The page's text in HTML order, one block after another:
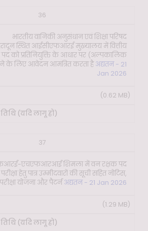
36
भारतीय वानिकी अनुसंधान एवं शिक्षा परिषद
स्थित आईसीएफआरई मुख्यालय में वित्तीय
को प्रतिनियुक्ति के आधार पर (अल्पकालिक
के लिए आवेदन आमंत्रित करता हैअद्यतन - 21
Jan 2026
(0.62 MB)
37
एचएफआरआई शिमला में वन रक्षक पद
हेतु पात्र उम्मीदवारों की सूची सहित नोटिस,
परीक्षा योजना और पैटर्नअद्यतन - 21 Jan 2026
(1.29 MB)